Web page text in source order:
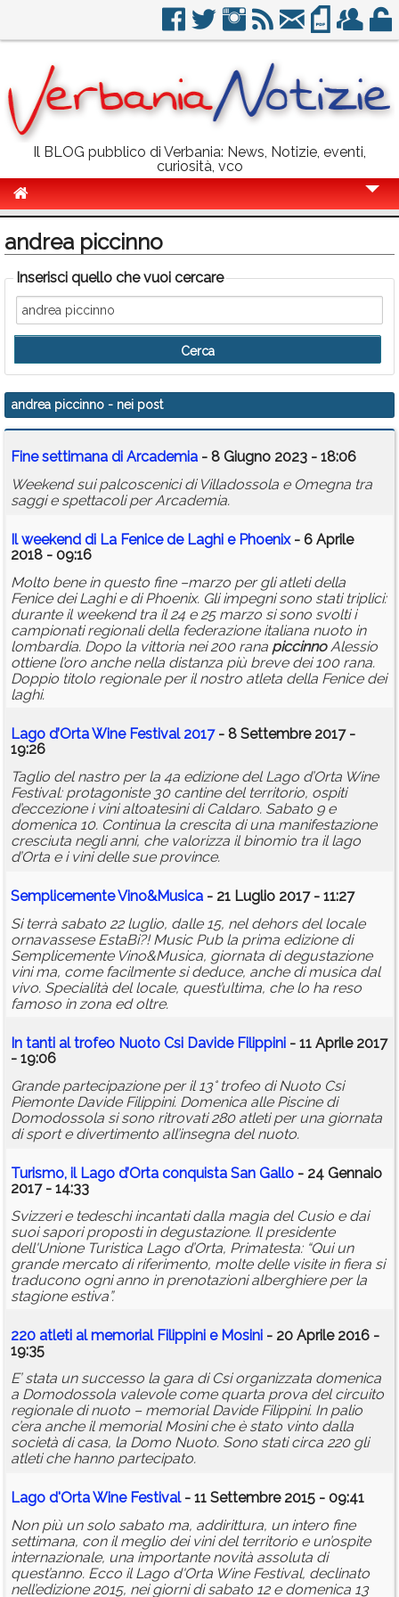
Il BLOG pubblico di Verbania: News, Notizie, eventi,
curiosità, vco
Politica
Sport
Eventi
Info Utili
Rubriche
Calendario
Annunci
andrea piccinno
Inserisci quello che vuoi cercare
andrea piccinno - nei post
Fine settimana di Arcademia - 8 Giugno 2023 - 18:06
Weekend sui palcoscenici di Villadossola e Omegna tra
saggi e spettacoli per Arcademia.
Il weekend di La Fenice de Laghi e Phoenix- 6 Aprile
2018 - 09:16
Molto bene in questo fine –marzo per gli atleti della
Fenice dei Laghi e di Phoenix. Gli impegni sono stati triplici:
durante il weekend tra il 24 e 25 marzo si sono svolti i
campionati regionali della federazione italiana nuoto in
lombardia. Dopo la vittoria nei 200 rana piccinnoAlessio
ottiene l’oro anche nella distanza più breve dei 100 rana.
Doppio titolo regionale per il nostro atleta della Fenice dei
laghi.
Lago d’Orta Wine Festival 2017- 8 Settembre 2017 -
19:26
Taglio del nastro per la 4a edizione del Lago d’Orta Wine
Festival: protagoniste 30 cantine del territorio, ospiti
d’eccezione i vini altoatesini di Caldaro. Sabato 9 e
domenica 10. Continua la crescita di una manifestazione
cresciuta negli anni, che valorizza il binomio tra il lago
d’Orta e i vini delle sue province.
Semplicemente Vino&Musica - 21 Luglio 2017 - 11:27
Si terrà sabato 22 luglio, dalle 15, nel dehors del locale
ornavassese EstaBi?! Music Pub la prima edizione di
Semplicemente Vino&Musica, giornata di degustazione
vini ma, come facilmente si deduce, anche di musica dal
vivo. Specialità del locale, quest’ultima, che lo ha reso
famoso in zona ed oltre.
In tanti al trofeo Nuoto Csi Davide Filippini - 11 Aprile 2017
- 19:06
Grande partecipazione per il 13° trofeo di Nuoto Csi
Piemonte Davide Filippini. Domenica alle Piscine di
Domodossola si sono ritrovati 280 atleti per una giornata
di sport e divertimento all’insegna del nuoto.
Turismo, il Lago d’Orta conquista San Gallo - 24 Gennaio
2017 - 14:33
Svizzeri e tedeschi incantati dalla magia del Cusio e dai
suoi sapori proposti in degustazione. Il presidente
dell'Unione Turistica Lago d’Orta, Primatesta: “Qui un
grande mercato di riferimento, molte delle visite in fiera si
traducono ogni anno in prenotazioni alberghiere per la
stagione estiva”.
220 atleti al memorial Filippini e Mosini - 20 Aprile 2016 -
19:35
E’ stata un successo la gara di Csi organizzata domenica
a Domodossola valevole come quarta prova del circuito
regionale di nuoto – memorial Davide Filippini. In palio
c’era anche il memorial Mosini che è stato vinto dalla
società di casa, la Domo Nuoto. Sono stati circa 220 gli
atleti che hanno partecipato.
Lago d'Orta Wine Festival- 11 Settembre 2015 - 09:41
Non più un solo sabato ma, addirittura, un intero fine
settimana, con il meglio dei vini del territorio e un’ospite
internazionale, una importante novità assoluta di
quest’anno. Ecco il Lago d'Orta Wine Festival, declinato
nell’edizione 2015, nei giorni di sabato 12 e domenica 13